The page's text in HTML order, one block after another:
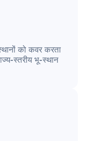
को कवर करता
स्तरीय भू-स्थान